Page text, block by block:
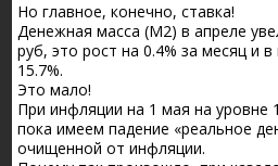
Но главное, конечно, ставка!
Денежная масса (М2) в апреле
руб, это рост на 0.4% за месяц и
15.7%.
Это мало!
При инфляции на 1 мая на уровне
пока имеем падение «реальное
очищенной от инфляции.